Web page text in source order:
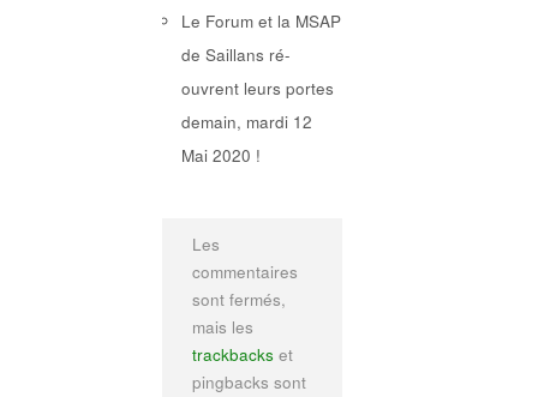
Le Forum et la MSAP
de Saillans ré-
ouvrent leurs portes
demain, mardi 12
Mai 2020 !
Les
commentaires
sont fermés,
mais les
trackbacks et
pingbacks sont